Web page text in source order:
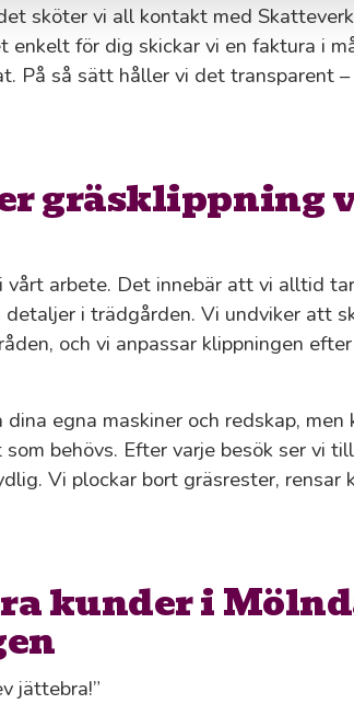
sköter vi all kontakt med
för dig skickar vi en faktura i
På så sätt håller vi det transparent
gräsklippning
vårt arbete. Det innebär att vi alltid
i trädgården. Vi undviker att
och vi anpassar klippningen
egna maskiner och redskap, men
behövs. Efter varje besök ser vi
Vi plockar bort gräsrester, rensar
kunder i
jättebra!”